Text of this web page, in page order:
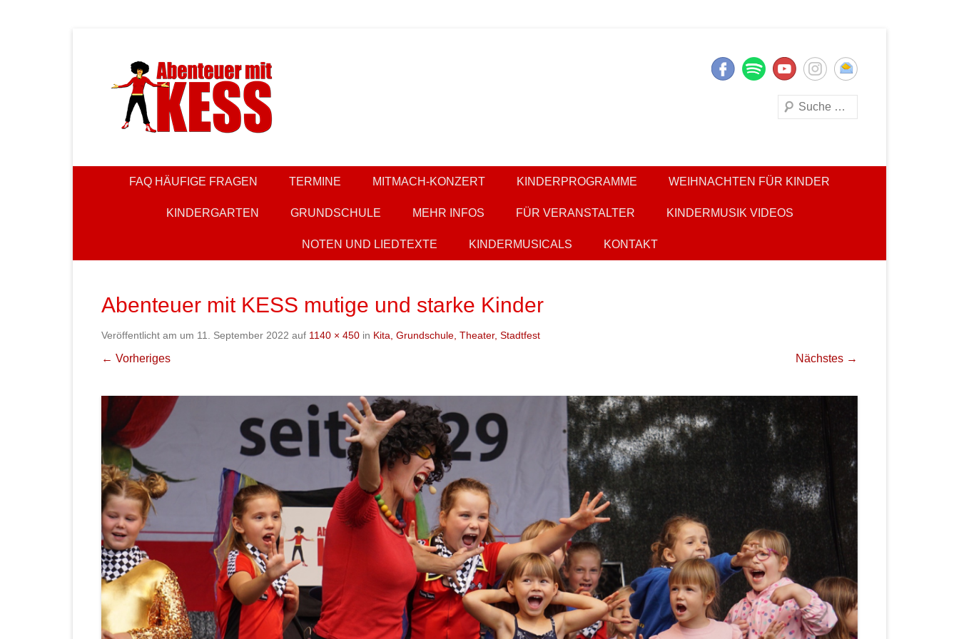
Abenteuer mit KESS
Suchen
FAQ HÄUFIGE FRAGEN TERMINE MITMACH-KONZERT KINDERPROGRAMME WEIHNACHTEN FÜR KINDER
KINDERGARTEN GRUNDSCHULE MEHR INFOS FÜR VERANSTALTER KINDERMUSIK VIDEOS
NOTEN UND LIEDTEXTE KINDERMUSICALS KONTAKT
Abenteuer mit KESS mutige und starke Kinder
Veröffentlicht am um 11. September 2022 auf 1140 × 450 in Kita, Grundschule, Theater, Stadtfest
← Vorheriges Nächstes →